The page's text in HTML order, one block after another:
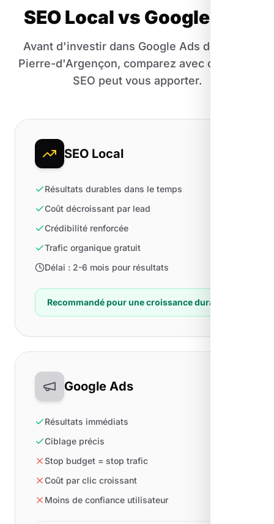
SEO Local vs Google Ads
Avant d'investir dans Google Ads de Saint-
Pierre-d'Argençon, comparez avec ce que le
SEO peut vous apporter.
SEO Local
Résultats durables dans le temps
Coût décroissant par lead
Crédibilité renforcée
Trafic organique gratuit
Délai : 2-6 mois pour résultats
Recommandé pour une croissance durable
Google Ads
Résultats immédiats
Ciblage précis
Stop budget = stop trafic
Coût par clic croissant
Moins de confiance utilisateur